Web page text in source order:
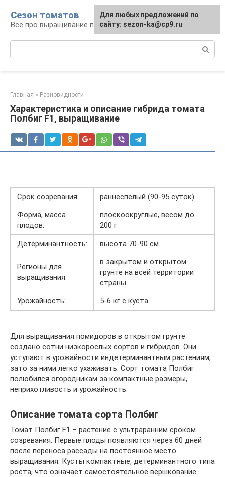
контенту
Сезон томатов
Всё про выращивание помидоров
Главная » Разновидности
Характеристика и описание гибрида томата
Полбиг F1, выращивание
Срок созревания:
раннеспелый (90-95 суток)
Форма, масса
плодов:
плоскоокруглые, весом до
200 г
Детерминантность:
высота 70-90 см
Регионы для
выращивания:
в закрытом и открытом
грунте на всей территории
страны
Урожайность:
5-6 кг с куста
Для выращивания помидоров в открытом грунте
создано сотни низкорослых сортов и гибридов. Они
уступают в урожайности индетерминантным растениям,
зато за ними легко ухаживать. Сорт томата Полбиг
полюбился огородникам за компактные размеры,
неприхотливость и урожайность.
Описание томата сорта Полбиг
Томат Полбиг F1 – растение с ультраранним сроком
созревания. Первые плоды появляются через 60 дней
после переноса рассады на постоянное место
выращивания. Кусты компактные, детерминантного типа
роста, что означает самостоятельное вершкование
Для любых предложений по
сайту: sezon-ka@cp9.ru